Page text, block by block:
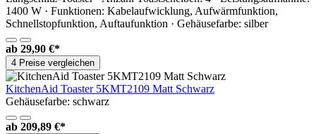
1400 W · Funktionen: Kabelaufwicklung, Aufwärmfunktion,
Schnellstopfunktion, Auftaufunktion · Gehäusefarbe: silber
ab 29,90 €*
4 Preise vergleichen
KitchenAid Toaster 5KMT2109 Matt Schwarz
Gehäusefarbe: schwarz
ab 209,89 €*